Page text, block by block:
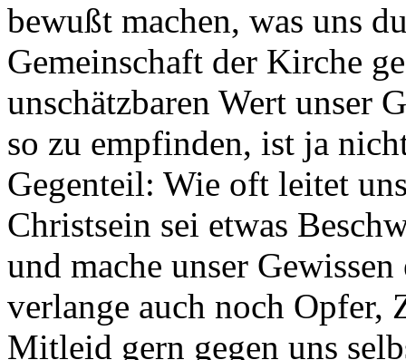
bewußt machen, was uns
Gemeinschaft der Kirche
unschätzbaren Wert unser
so zu empfinden, ist ja
Gegenteil: Wie oft leitet
Christsein sei etwas
und mache unser
verlange auch noch Opfer,
Mitleid gern gegen uns